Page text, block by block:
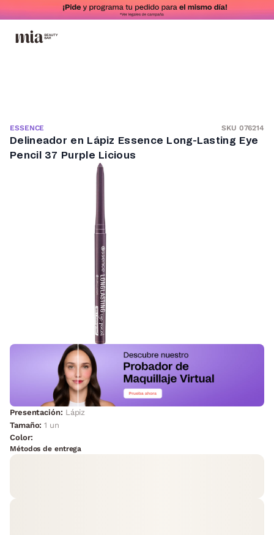
ESSENCE SKU 076214
Delineador en Lápiz Essence Long-Lasting Eye
Pencil 37 Purple Licious
Presentación: Lápiz
Tamaño:1 un
Color:
Métodos de entrega